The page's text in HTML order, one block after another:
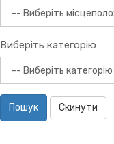
Виберіть категорію
Пошук Скинути